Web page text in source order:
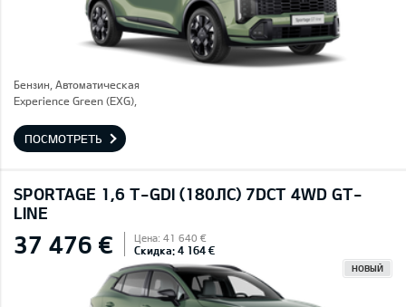
Бензин, Автоматическая
Experience Green (EXG),
ПОСМОТРЕТЬ
SPORTAGE 1,6 T-GDI (180ЛС) 7DCT 4WD GT-
LINE
37 476 € Цена: 41 640 €
Скидка: 4 164 €
НОВЫЙ